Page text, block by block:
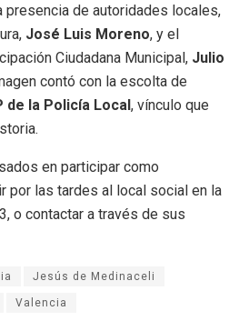
presencia de autoridades locales,
José Luis Moreno, y el
Ciudadana Municipal, Julio
contó con la escolta de
de la Policía Local, vínculo que
.
en participar como
por las tardes al local social en la
o contactar a través de sus
Jesús de Medinaceli
Valencia